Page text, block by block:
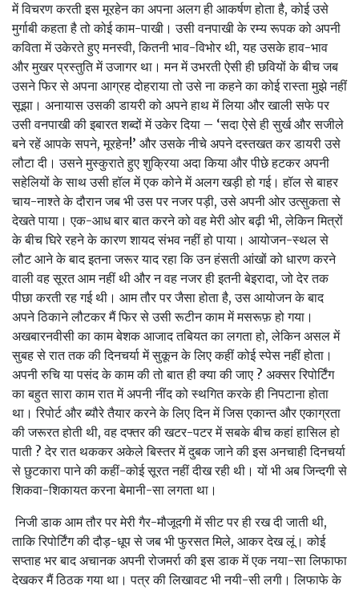
में विचरण करती इस मूरहेन का अपना अलग ही आकर्षण होता है, कोई उसे
मुर्गाबी कहता है तो कोई काम-पाखी। उसी वनपाखी के रम्‍य रूपक को अपनी
कविता में उकेरते हुए मनस्‍वी, कितनी भाव-विभोर थी, यह उसके हाव-भाव
और मुखर प्रस्‍तुति में उजागर था। मन में उभरती ऐसी ही छवियों के बीच जब
उसने फिर से अपना आग्रह दोहराया तो उसे ना कहने का कोई रास्‍ता मुझे नहीं
सूझा। अनायास उसकी डायरी को अपने हाथ में लिया और खाली सफे पर
उसी वनपाखी की इबारत शब्‍दों में उकेर दिया – ‘सदा ऐसे ही सुर्ख और सजीले
बने रहें आपके सपने, मूरहेन!’ और उसके नीचे अपने दस्‍तखत कर डायरी उसे
लौटा दी। उसने मुस्‍कुराते हुए शुक्रिया अदा किया और पीछे हटकर अपनी
सहेलियों के साथ उसी हॉल में एक कोने में अलग खड़ी हो गई। हॉल से बाहर
चाय-नाश्‍ते के दौरान जब भी उस पर नजर पड़ी, उसे अपनी ओर उत्‍सुकता से
देखते पाया। एक-आध बार बात करने को वह मेरी ओर बढ़ी भी, लेकिन मित्रों
के बीच घिरे रहने के कारण शायद संभव नहीं हो पाया। आयोजन-स्‍थल से
लौट आने के बाद इतना जरूर याद रहा कि उन हंसती आंखों को धारण करने
वाली वह सूरत आम नहीं थी और न वह नजर ही इतनी बेइरादा, जो देर तक
पीछा करती रह गई थी। आम तौर पर जैसा होता है, उस आयोजन के बाद
अपने ठिकाने लौटकर मैं फिर से उसी रूटीन काम में मसरूफ़ हो गया।
अखबारनवीसी का काम बेशक आजाद तबियत का लगता हो, लेकिन असल में
सुबह से रात तक की दिनचर्या में सुकून के लिए कहीं कोई स्‍पेस नहीं होता।
अपनी रुचि या पसंद के काम की तो बात ही क्‍या की जाए ? अक्‍सर रिपोर्टिंग
का बहुत सारा काम रात में अपनी नींद को स्‍थगित करके ही निपटाना होता
था। रिपोर्ट और ब्‍यौरे तैयार करने के लिए दिन में जिस एकान्‍त और एकाग्रता
की जरूरत होती थी, वह दफ्‍तर की खटर-पटर में सबके बीच कहां हासिल हो
पाती ? देर रात थककर अकेले बिस्‍तर में दुबक जाने की इस अनचाही दिनचर्या
से छुटकारा पाने की कहीं-कोई सूरत नहीं दीख रही थी। यों भी अब जिन्‍दगी से
शिकवा-शिकायत करना बेमानी-सा लगता था।
निजी डाक आम तौर पर मेरी गैर-मौजूदगी में सीट पर ही रख दी जाती थी,
ताकि रिपोर्टिंग की दौड़-धूप से जब भी फुरसत मिले, आकर देख लूं। कोई
सप्‍ताह भर बाद अचानक अपनी रोजमर्रा की इस डाक में एक नया-सा लिफाफा
देखकर मैं ठिठक गया था। पत्र की लिखावट भी नयी-सी लगी। लि‍फाफे के